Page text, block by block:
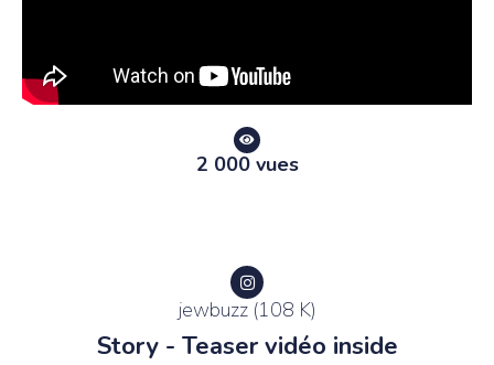
2 000 vues
jewbuzz (108 K)
Story - Teaser vidéo inside